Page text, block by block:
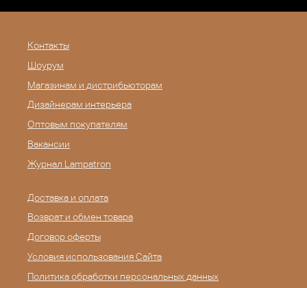
Контакты
Шоурум
Магазинам и дистрибьюторам
Дизайнерам интерьера
Оптовым покупателям
Вакансии
Журнал Lampatron
Доставка и оплата
Возврат и обмен товара
Договор оферты
Условия использования Сайта
Политика обработки персональных данных